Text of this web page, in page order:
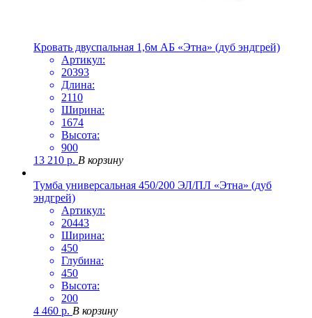
Кровать двуспальная 1,6м АБ «Этна» (дуб эндгрей)
Артикул:
20393
Длина:
2110
Ширина:
1674
Высота:
900
13 210 р. В корзину
Тумба универсальная 450/200 ЭЛ/ПЛ «Этна» (дуб
эндгрей)
Артикул:
20443
Ширина:
450
Глубина:
450
Высота:
200
4 460 р. В корзину